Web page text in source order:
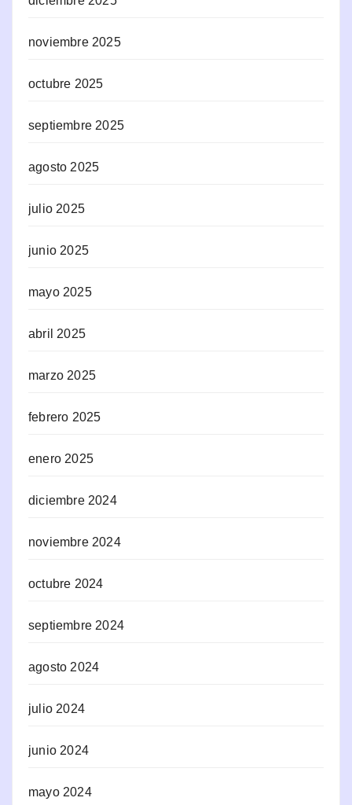
noviembre 2025
octubre 2025
septiembre 2025
agosto 2025
julio 2025
junio 2025
mayo 2025
abril 2025
marzo 2025
febrero 2025
enero 2025
diciembre 2024
noviembre 2024
octubre 2024
septiembre 2024
agosto 2024
julio 2024
junio 2024
mayo 2024